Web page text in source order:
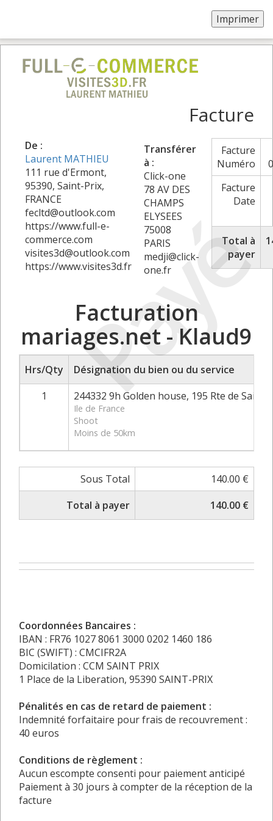
Payé
Facture
De :
Laurent MATHIEU
111 rue d'Ermont,
95390, Saint-Prix,
FRANCE
fecltd@outlook.com
https://www.full-e-
commerce.com
visites3d@outlook.com
https://www.visites3d.fr
Transférer
à :
Click-one
78 AV DES
CHAMPS
ELYSEES
75008
PARIS
medji@click-
one.fr
Facture
Numéro
Facture
Date
Total à
payer
Facturation
mariages.net - Klaud9
Hrs/Qty
Désignation du bien ou du service
1
244332 9h Golden house, 195 Rte de
Ile de France
Shoot
Moins de 50km
Sous Total
140.00 €
Total à payer
140.00 €
Coordonnées Bancaires :
IBAN : FR76 1027 8061 3000 0202 1460 186
BIC (SWIFT) : CMCIFR2A
Domicilation : CCM SAINT PRIX
1 Place de la Liberation, 95390 SAINT-PRIX
Pénalités en cas de retard de paiement :
Indemnité forfaitaire pour frais de recouvrement :
40 euros
Conditions de règlement :
Aucun escompte consenti pour paiement anticipé
Paiement à 30 jours à compter de la réception de la
facture